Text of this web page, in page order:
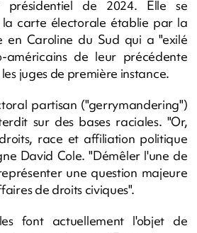
présidentiel de 2024. Elle se
la carte électorale établie par la
en Caroline du Sud qui a "exilé
américains de leur précédente
juges de première instance.
partisan ("gerrymandering")
sur des bases raciales. "Or,
race et affiliation politique
David Cole. "Démêler l'une de
une question majeure
de droits civiques".
font actuellement l'objet de